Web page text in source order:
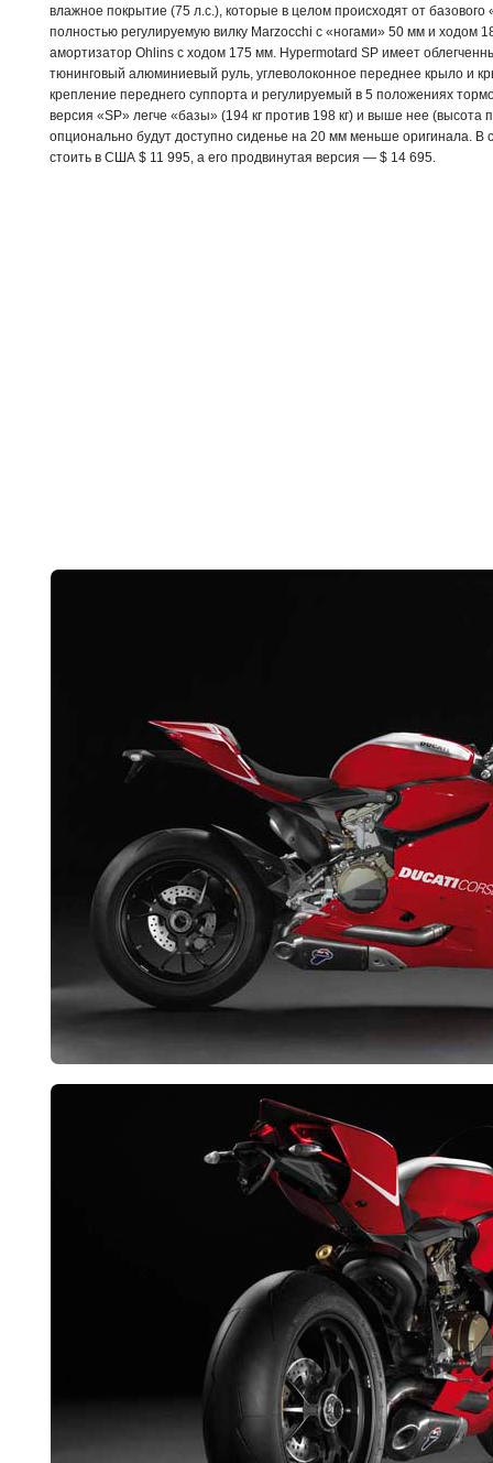
влажное покрытие (75 л.с.), которые в целом происходят от
полностью регулируемую вилку Marzocchi с «ногами» 50 мм и ходом
амортизатор Ohlins с ходом 175 мм. Hypermotard SP имеет
тюнинговый алюминиевый руль, углеволоконное переднее крыло и
крепление переднего суппорта и регулируемый в 5 положениях
версия «SP» легче «базы» (194 кг против 198 кг) и выше нее
опционально будут доступно сиденье на 20 мм меньше оригинала. В
стоить в США $ 11 995, а его продвинутая версия — $ 14 695.